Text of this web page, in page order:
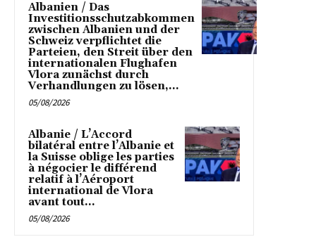
Albanien / Das
Investitionsschutzabkommen
zwischen Albanien und der
Schweiz verpflichtet die
Parteien, den Streit über den
internationalen Flughafen
Vlora zunächst durch
Verhandlungen zu lösen,...
05/08/2026
Albanie / L’Accord
bilatéral entre l’Albanie et
la Suisse oblige les parties
à négocier le différend
relatif à l’Aéroport
international de Vlora
avant tout...
05/08/2026